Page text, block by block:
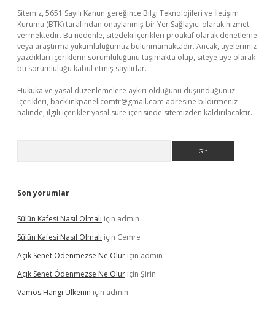
Sitemiz, 5651 Sayılı Kanun gereğince Bilgi Teknolojileri ve İletişim
Kurumu (BTK) tarafından onaylanmış bir Yer Sağlayıcı olarak hizmet
vermektedir. Bu nedenle, sitedeki içerikleri proaktif olarak denetleme
veya araştırma yükümlülüğümüz bulunmamaktadır. Ancak, üyelerimiz
yazdıkları içeriklerin sorumluluğunu taşımakta olup, siteye üye olarak
bu sorumluluğu kabul etmiş sayılırlar.
Hukuka ve yasal düzenlemelere aykırı olduğunu düşündüğünüz
içerikleri, backlinkpanelicomtr@gmail.com adresine bildirmeniz
halinde, ilgili içerikler yasal süre içerisinde sitemizden kaldırılacaktır.
Son yorumlar
Sülün Kafesi Nasıl Olmalı için admin
Sülün Kafesi Nasıl Olmalı için Cemre
Açık Senet Ödenmezse Ne Olur için admin
Açık Senet Ödenmezse Ne Olur için Şirin
Vamos Hangi Ülkenin için admin